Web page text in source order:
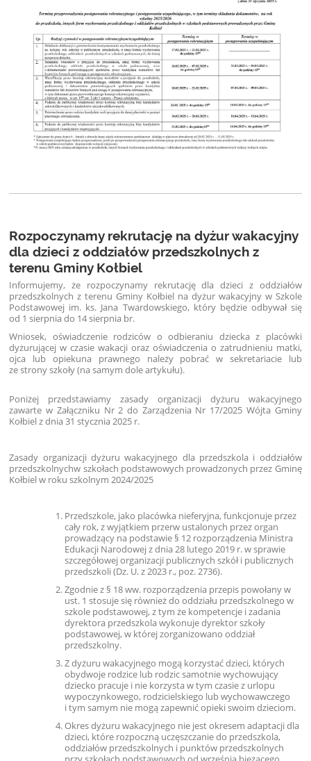
Rozpoczynamy rekrutację na dyżur wakacyjny
dla dzieci z oddziałów przedszkolnych z
terenu Gminy Kołbiel
Informujemy, że rozpoczynamy rekrutację dla dzieci z oddziałów
przedszkolnych z terenu Gminy Kołbiel na dyżur wakacyjny w Szkole
Podstawowej im. ks. Jana Twardowskiego, który będzie odbywał się
od 1 sierpnia do 14 sierpnia br.
Wniosek, oświadczenie rodziców o odbieraniu dziecka z placówki
dyżurującej w czasie wakacji oraz oświadczenia o zatrudnieniu matki,
ojca lub opiekuna prawnego należy pobrać w sekretariacie lub
ze strony szkoły (na samym dole artykułu).
Poniżej przedstawiamy zasady organizacji dyżuru wakacyjnego
zawarte w Załączniku Nr 2 do Zarządzenia Nr 17/2025 Wójta Gminy
Kołbiel z dnia 31 stycznia 2025 r.
Zasady organizacji dyżuru wakacyjnego dla przedszkola i oddziałów
przedszkolnychw szkołach podstawowych prowadzonych przez Gminę
Kołbiel w roku szkolnym 2024/2025
Przedszkole, jako placówka nieferyjna, funkcjonuje przez
cały rok, z wyjątkiem przerw ustalonych przez organ
prowadzący na podstawie § 12 rozporządzenia Ministra
Edukacji Narodowej z dnia 28 lutego 2019 r. w sprawie
szczegółowej organizacji publicznych szkół i publicznych
przedszkoli (Dz. U. z 2023 r., poz. 2736).
Zgodnie z § 18 ww. rozporządzenia przepis powołany w
ust. 1 stosuje się również do oddziału przedszkolnego w
szkole podstawowej, z tym że kompetencje i zadania
dyrektora przedszkola wykonuje dyrektor szkoły
podstawowej, w której zorganizowano oddział
przedszkolny.
Z dyżuru wakacyjnego mogą korzystać dzieci, których
obydwoje rodzice lub rodzic samotnie wychowujący
dziecko pracuje i nie korzysta w tym czasie z urlopu
wypoczynkowego, rodzicielskiego lub wychowawczego
i tym samym nie mogą zapewnić opieki swoim dzieciom.
Okres dyżuru wakacyjnego nie jest okresem adaptacji dla
dzieci, które rozpoczną uczęszczanie do przedszkola,
oddziałów przedszkolnych i punktów przedszkolnych